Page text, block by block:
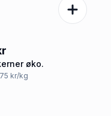
øko.
kr/kg